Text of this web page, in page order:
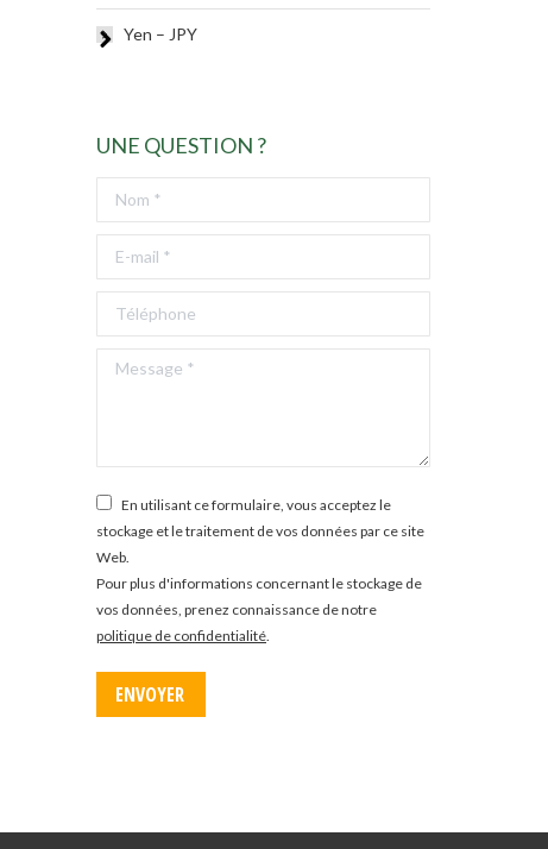
Yen – JPY
UNE QUESTION ?
Nom *
E-mail *
Téléphone
Message *
En utilisant ce formulaire, vous acceptez le
stockage et le traitement de vos données par ce site
Web.
Pour plus d'informations concernant le stockage de
vos données, prenez connaissance de notre
politique de confidentialité.
ENVOYER